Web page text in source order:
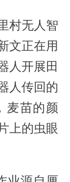
村无人智
文正在用
人开展田
人传回的
麦苗的颜
上的虫眼